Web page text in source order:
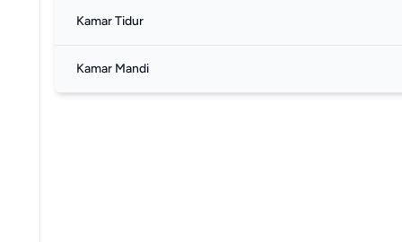
Kamar Tidur
Kamar Mandi